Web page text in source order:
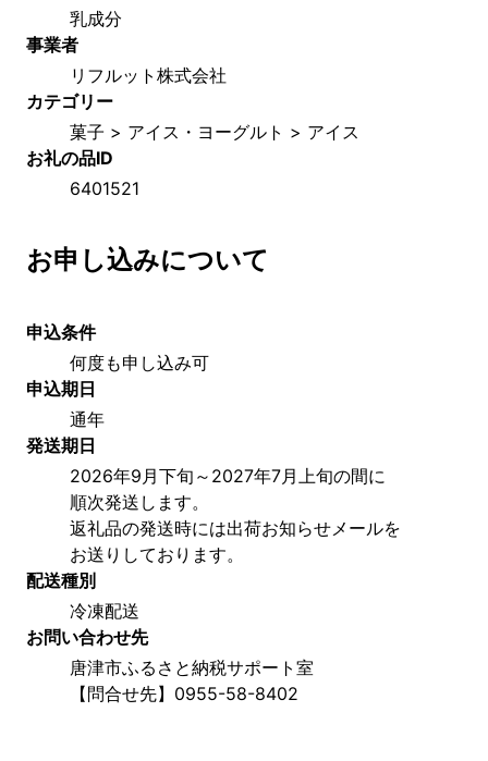
乳成分
事業者
リフルット株式会社
カテゴリー
菓子 > アイス・ヨーグルト > アイス
お礼の品ID
6401521
お申し込みについて
申込条件
何度も申し込み可
申込期日
通年
発送期日
2026年9月下旬～2027年7月上旬の間に
順次発送します。
返礼品の発送時には出荷お知らせメールを
お送りしております。
配送種別
冷凍配送
お問い合わせ先
唐津市ふるさと納税サポート室
【問合せ先】0955-58-8402